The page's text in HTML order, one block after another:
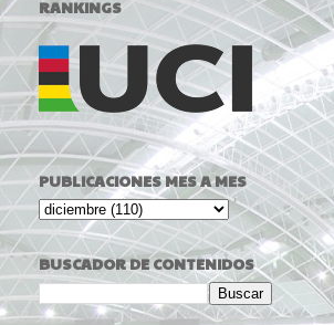
RANKINGS
PUBLICACIONES MES A MES
BUSCADOR DE CONTENIDOS